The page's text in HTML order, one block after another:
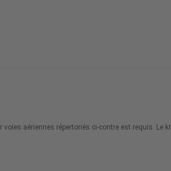
aériennes répertoriés ci-contre est requis. Le